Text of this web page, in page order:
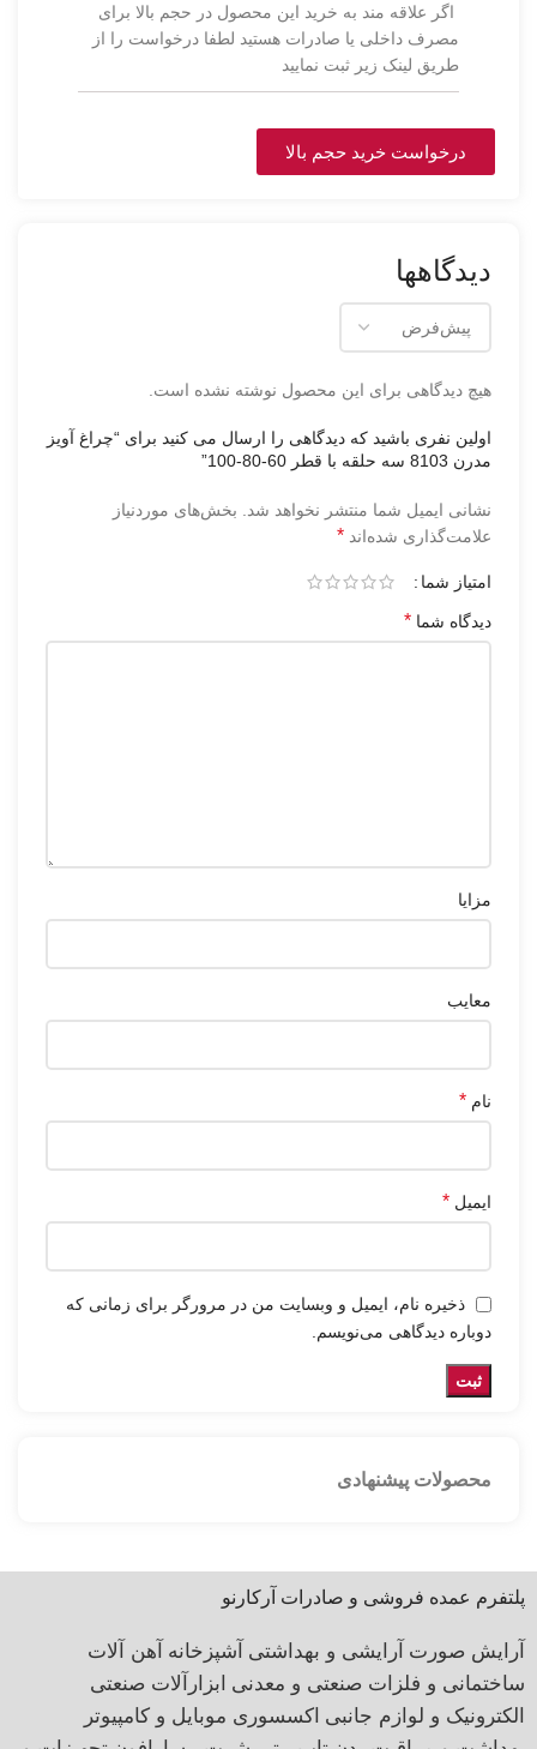
اگر علاقه مند به خرید این محصول در حجم بالا برای
مصرف داخلی یا صادرات هستید لطفا درخواست را از
طریق لینک زیر ثبت نمایید
درخواست خرید حجم بالا
دیدگاهها
هیچ دیدگاهی برای این محصول نوشته نشده است.
اولین نفری باشید که دیدگاهی را ارسال می کنید برای “چراغ آویز
مدرن 8103 سه حلقه با قطر 60-80-100”
نشانی ایمیل شما منتشر نخواهد شد.
بخش‌های موردنیاز
علامت‌گذاری شده‌اند *
امتیاز شما
دیدگاه شما *
مزایا
معایب
نام *
ایمیل *
ذخیره نام، ایمیل و وبسایت من در مرورگر برای زمانی که
دوباره دیدگاهی می‌نویسم.
محصولات پیشنهادی
پلتفرم عمده فروشی و صادرات آرکارنو
آرایش صورت آرایشی و بهداشتی آشپزخانه آهن آلات
ساختمانی و فلزات صنعتی و معدنی ابزارآلات صنعتی
الکترونیک و لوازم جانبی اکسسوری موبایل و کامپیوتر